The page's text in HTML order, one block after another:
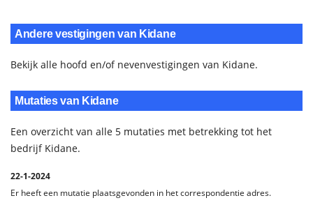
Andere vestigingen van Kidane
Bekijk alle hoofd en/of nevenvestigingen van Kidane.
Mutaties van Kidane
Een overzicht van alle 5 mutaties met betrekking tot het
bedrijf Kidane.
22-1-2024
Er heeft een mutatie plaatsgevonden in het correspondentie adres.